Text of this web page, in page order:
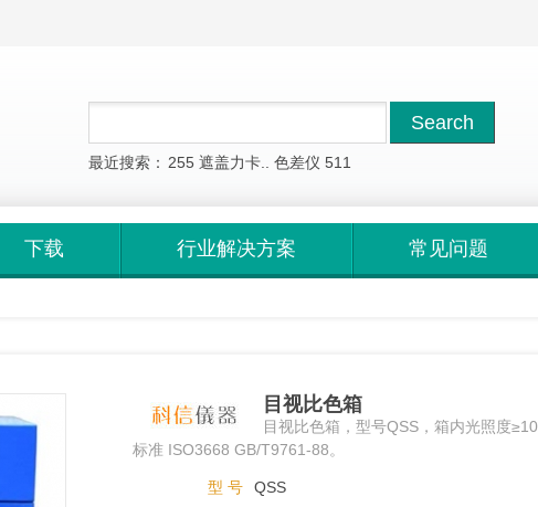
最近搜索： 255 遮盖力卡.. 色差仪 511
下载 行业解决方案 常见问题
目视比色箱
目视比色箱，型号QSS，箱内光照度
标准 ISO3668 GB/T9761-88。
型 号 QSS